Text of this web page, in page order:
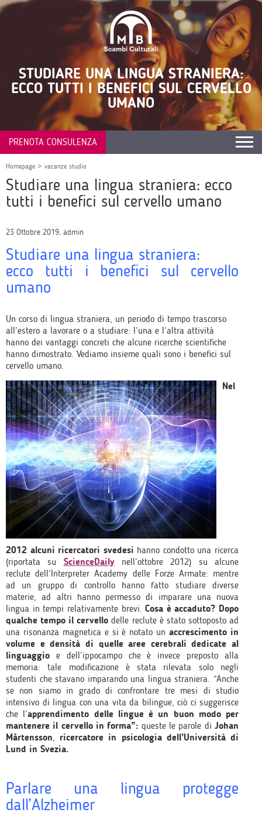
STUDIARE UNA LINGUA STRANIERA:
ECCO TUTTI I BENEFICI SUL CERVELLO
UMANO
PRENOTA CONSULENZA
Homepage > vacanze studio
Studiare una lingua straniera: ecco
tutti i benefici sul cervello umano
23 Ottobre 2019, admin
Studiare una lingua straniera:
ecco tutti i benefici sul cervello
umano
Un corso di lingua straniera, un periodo di tempo trascorso
all’estero a lavorare o a studiare: l’una e l’altra attività
hanno dei vantaggi concreti che alcune ricerche scientifiche
hanno dimostrato. Vediamo insieme quali sono i benefici sul
cervello umano.
Nel
2012 alcuni ricercatori svedesi hanno condotto una ricerca
(riportata su ScienceDailynell’ottobre 2012) su alcune
reclute dell’Interpreter Academy delle Forze Armate: mentre
ad un gruppo di controllo hanno fatto studiare diverse
materie, ad altri hanno permesso di imparare una nuova
lingua in tempi relativamente brevi.Cosa è accaduto? Dopo
qualche tempo il cervello delle reclute è stato sottoposto ad
una risonanza magnetica e si è notato unaccrescimento in
volume e densità di quelle aree cerebrali dedicate al
linguaggio e dell’ippocampo che è invece preposto alla
memoria: tale modificazione è stata rilevata solo negli
studenti che stavano imparando una lingua straniera. “Anche
se non siamo in grado di confrontare tre mesi di studio
intensivo di lingua con una vita da bilingue, ciò ci suggerisce
che l’apprendimento delle lingue è un buon modo per
mantenere il cervello in forma”: queste le parole diJohan
Mårtensson,ricercatore in psicologia dell’Università di
Lund in Svezia.
Parlare una lingua protegge
dall’Alzheimer